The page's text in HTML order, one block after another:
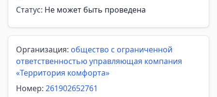
Статус: Не может быть проведена
Организация: общество с ограниченной
ответственностью управляющая компания
«Территория комфорта»
Номер: 261902652761